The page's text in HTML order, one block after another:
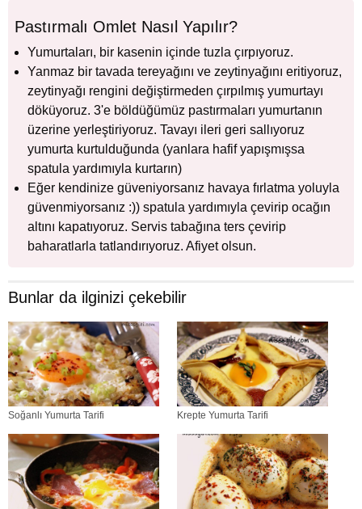
Pastırmalı Omlet Nasıl Yapılır?
Yumurtaları, bir kasenin içinde tuzla çırpıyoruz.
Yanmaz bir tavada tereyağını ve zeytinyağını eritiyoruz,
zeytinyağı rengini değiştirmeden çırpılmış yumurtayı
döküyoruz. 3'e böldüğümüz pastırmaları yumurtanın
üzerine yerleştiriyoruz. Tavayı ileri geri sallıyoruz
yumurta kurtulduğunda (yanlara hafif yapışmışsa
spatula yardımıyla kurtarın)
Eğer kendinize güveniyorsanız havaya fırlatma yoluyla
güvenmiyorsanız :)) spatula yardımıyla çevirip ocağın
altını kapatıyoruz. Servis tabağına ters çevirip
baharatlarla tatlandırıyoruz. Afiyet olsun.
Bunlar da ilginizi çekebilir
Soğanlı Yumurta Tarifi Krepte Yumurta Tarifi